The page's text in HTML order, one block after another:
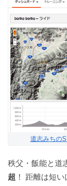
道志みちの
秩父・飯能と道
超 ！ 距離は短